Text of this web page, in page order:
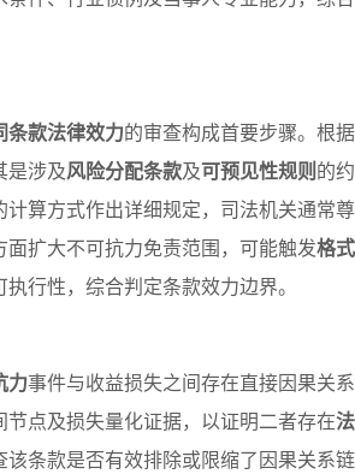
条款法律效力的审查构成首要步骤。根
是涉及风险分配条款及可预见性规则的
算方式作出详细规定，司法机关通常
扩大不可抗力免责范围，可能触发格
行性，综合判定条款效力边界。
力事件与收益损失之间存在直接因果关
点及损失量化证据，以证明二者存在
条款是否有效排除或限缩了因果关系链